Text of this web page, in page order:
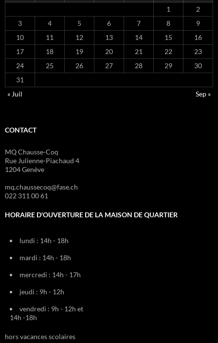
1
2
3
4 5 6 7 8
9
10
11 12 13 14 15
16
17
18 19 20 21 22
23
24
25 26 27 28 29
30
31
« Juil
Sep »
CONTACT
MQ Chausse-Coq
Rue Julienne-Piachaud 4
1204 Genève
mq.chaussecoq@fase.ch
022 311 00 61
HORAIRE D'OUVERTURE DE LA MAISON DE QUARTIER
lundi : 14h - 18h
mardi : 14h - 18h
mercredi : 14h - 17h
jeudi : 9h - 12h
vendredi : 9h - 12h et
14h -18h
hors vacances scolaires